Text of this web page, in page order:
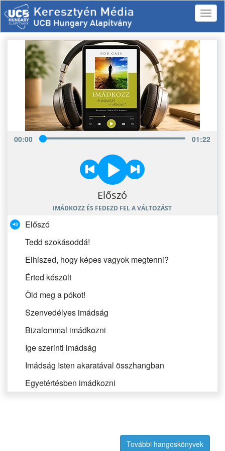
00:00 01:22
Előszó
IMÁDKOZZ ÉS FEDEZD FEL A VÁLTOZÁST
Előszó
Tedd szokásoddá!
Elhiszed, hogy képes vagyok megtenni?
Érted készült
Öld meg a pókot!
Szenvedélyes imádság
Bizalommal imádkozni
Ige szerinti imádság
Imádság Isten akaratával összhangban
Egyetértésben imádkozni
További hangoskönyvek